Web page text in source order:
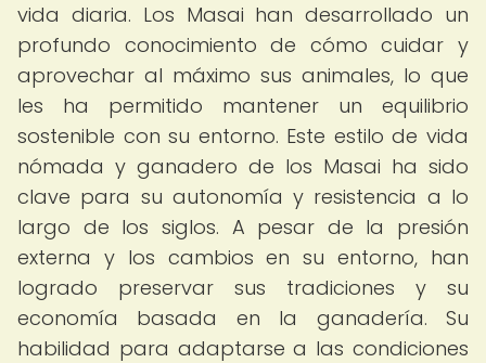
vida diaria. Los Masai han desarrollado un
profundo conocimiento de cómo cuidar y
aprovechar al máximo sus animales, lo que
les ha permitido mantener un equilibrio
sostenible con su entorno. Este estilo de vida
nómada y ganadero de los Masai ha sido
clave para su autonomía y resistencia a lo
largo de los siglos. A pesar de la presión
externa y los cambios en su entorno, han
logrado preservar sus tradiciones y su
economía basada en la ganadería. Su
habilidad para adaptarse a las condiciones